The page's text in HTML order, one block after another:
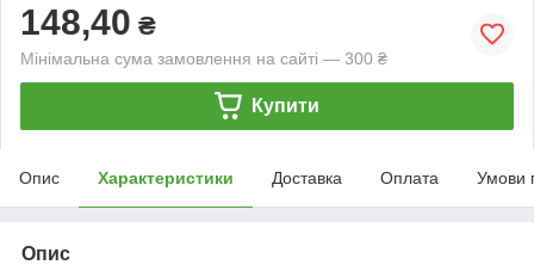
148,40 ₴
Мінімальна сума замовлення на сайті — 300 ₴
Купити
Опис Характеристики Доставка Оплата Умови
Опис